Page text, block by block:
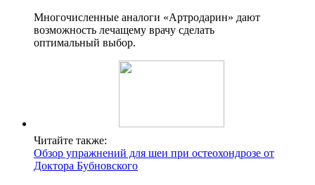
Многочисленные аналоги «Артродарин» дают
возможность лечащему врачу сделать
оптимальный выбор.
Читайте также:
Обзор упражнений для шеи при остеохондрозе от
Доктора Бубновского